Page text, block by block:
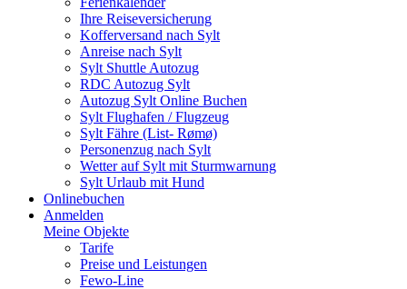
Ihre Reiseversicherung
Kofferversand nach Sylt
Anreise nach Sylt
Sylt Shuttle Autozug
RDC Autozug Sylt
Autozug Sylt Online Buchen
Sylt Flughafen / Flugzeug
Sylt Fähre (List- Rømø)
Personenzug nach Sylt
Wetter auf Sylt mit Sturmwarnung
Sylt Urlaub mit Hund
Onlinebuchen
Anmelden
Meine Objekte
Tarife
Preise und Leistungen
Fewo-Line